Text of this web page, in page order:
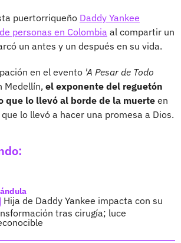
puertorriqueño Daddy Yankee
personas en Colombia al compartir un
un antes y un después en su vida.
en el evento 'A Pesar de Todo
Medellín, el exponente del reguetón
que lo llevó al borde de la muerte en
lo llevó a hacer una promesa a Dios.
Hija de Daddy Yankee impacta con su
tras cirugía; luce